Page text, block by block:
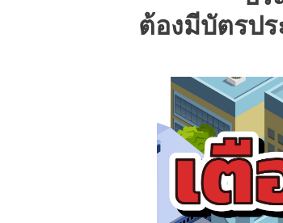
ต้องมีบัตรปร